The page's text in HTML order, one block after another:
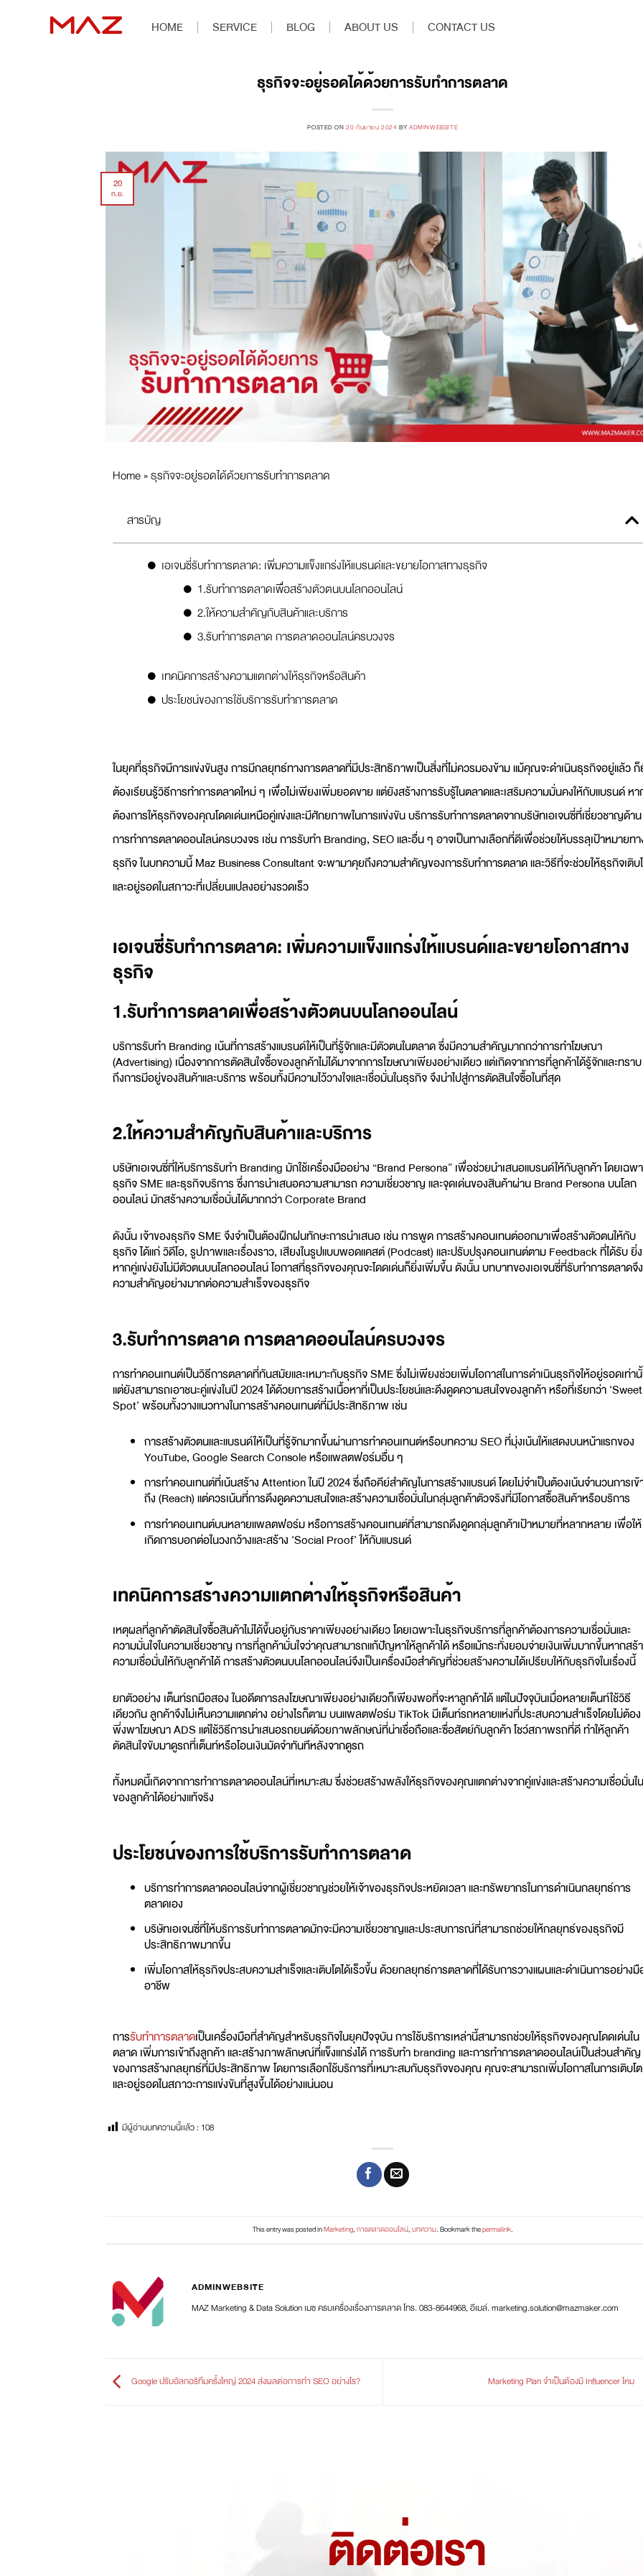
HOME SERVICE BLOG ABOUT US CONTACT US
ธุรกิจจะอยู่รอดได้ด้วยการรับทำการตลาด
POSTED ON20 กันยายน 2024 BYADMINWEBSITE
20
ก.ย.
Home»ธุรกิจจะอยู่รอดได้ด้วยการรับทำการตลาด
สารบัญ
เอเจนซี่รับทำการตลาด: เพิ่มความแข็งแกร่งให้แบรนด์และขยายโอกาสทางธุรกิจ
1.รับทำการตลาดเพื่อสร้างตัวตนบนโลกออนไลน์
2.ให้ความสำคัญกับสินค้าและบริการ
3.รับทำการตลาด การตลาดออนไลน์ครบวงจร
เทคนิคการสร้างความแตกต่างให้ธุรกิจหรือสินค้า
ประโยชน์ของการใช้บริการรับทำการตลาด
ในยุคที่ธุรกิจมีการแข่งขันสูง การมีกลยุทธ์ทางการตลาดที่มีประสิทธิภาพเป็นสิ่งที่ไม่ควรมองข้าม แม้คุณจะดำเนินธุรกิจอยู่แล้ว
ต้องเรียนรู้วิธีการทำการตลาดใหม่ ๆ เพื่อไม่เพียงเพิ่มยอดขาย แต่ยังสร้างการรับรู้ในตลาดและเสริมความมั่นคงให้กับแบรนด์ ห
ต้องการให้ธุรกิจของคุณโดดเด่นเหนือคู่แข่งและมีศักยภาพในการแข่งขัน บริการรับทำการตลาดจากบริษัทเอเจนซี่ที่เชี่ยวชาญด้าน
การทำการตลาดออนไลน์ครบวงจร เช่น การรับทำ Branding, SEO และอื่น ๆ อาจเป็นทางเลือกที่ดีเพื่อช่วยให้บรรลุเป้าหมายท
ธุรกิจ ในบทความนี้ Maz Business Consultant จะพามาคุยถึงความสำคัญของการรับทำการตลาด และวิธีที่จะช่วยให้ธุรกิจเติบ
และอยู่รอดในสภาวะที่เปลี่ยนแปลงอย่างรวดเร็ว
เอเจนซี่รับทำการตลาด: เพิ่มความแข็งแกร่งให้แบรนด์และขยายโอกาสทาง
ธุรกิจ
1.รับทำการตลาดเพื่อสร้างตัวตนบนโลกออนไลน์
บริการรับทำ Branding เน้นที่การสร้างแบรนด์ให้เป็นที่รู้จักและมีตัวตนในตลาด ซึ่งมีความสำคัญมากกว่าการทำโฆษณา
(Advertising) เนื่องจากการตัดสินใจซื้อของลูกค้าไม่ได้มาจากการโฆษณาเพียงอย่างเดียว แต่เกิดจากการที่ลูกค้าได้รู้จักและทราบ
ถึงการมีอยู่ของสินค้าและบริการ พร้อมทั้งมีความไว้วางใจและเชื่อมั่นในธุรกิจ จึงนำไปสู่การตัดสินใจซื้อในที่สุด
2.ให้ความสำคัญกับสินค้าและบริการ
บริษัทเอเจนซี่ที่ให้บริการรับทำ Branding มักใช้เครื่องมืออย่าง “Brand Persona” เพื่อช่วยนำเสนอแบรนด์ให้กับลูกค้า โดยเฉพ
ธุรกิจ SME และธุรกิจบริการ ซึ่งการนำเสนอความสามารถ ความเชี่ยวชาญ และจุดเด่นของสินค้าผ่าน Brand Persona บนโลก
ออนไลน์ มักสร้างความเชื่อมั่นได้มากกว่า Corporate Brand
ดังนั้น เจ้าของธุรกิจ SME จึงจำเป็นต้องฝึกฝนทักษะการนำเสนอ เช่น การพูด การสร้างคอนเทนต์ออกมาเพื่อสร้างตัวตนให้กับ
ธุรกิจ ได้แก่ วิดีโอ, รูปภาพและเรื่องราว, เสียงในรูปแบบพอดแคสต์ (Podcast) และปรับปรุงคอนเทนต์ตาม Feedback ที่ได้รับ ยิ่ง
หากคู่แข่งยังไม่มีตัวตนบนโลกออนไลน์ โอกาสที่ธุรกิจของคุณจะโดดเด่นก็ยิ่งเพิ่มขึ้น ดังนั้น บทบาทของเอเจนซี่ที่รับทำการตลาดจึ
ความสำคัญอย่างมากต่อความสำเร็จของธุรกิจ
3.รับทำการตลาด การตลาดออนไลน์ครบวงจร
การทำคอนเทนต์เป็นวิธีการตลาดที่ทันสมัยและเหมาะกับธุรกิจ SME ซึ่งไม่เพียงช่วยเพิ่มโอกาสในการดำเนินธุรกิจให้อยู่รอดเท่า
แต่ยังสามารถเอาชนะคู่แข่งในปี 2024 ได้ด้วยการสร้างเนื้อหาที่เป็นประโยชน์และดึงดูดความสนใจของลูกค้า หรือที่เรียกว่า ‘Sweet
Spot’ พร้อมทั้งวางแนวทางในการสร้างคอนเทนต์ที่มีประสิทธิภาพ เช่น
การสร้างตัวตนและแบรนด์ให้เป็นที่รู้จักมากขึ้นผ่านการทำคอนเทนต์หรือบทความ SEO ที่มุ่งเน้นให้แสดงบนหน้าแรกของ
YouTube, Google Search Console หรือแพลตฟอร์มอื่น ๆ
การทำคอนเทนต์ที่เน้นสร้าง Attention ในปี 2024 ซึ่งถือคีย์สำคัญในการสร้างแบรนด์ โดยไม่จำเป็นต้องเน้นจำนวนการเข้
ถึง (Reach) แต่ควรเน้นที่การดึงดูดความสนใจและสร้างความเชื่อมั่นในกลุ่มลูกค้าตัวจริงที่มีโอกาสซื้อสินค้าหรือบริการ
การทำคอนเทนต์บนหลายแพลตฟอร์ม หรือการสร้างคอนเทนต์ที่สามารถดึงดูดกลุ่มลูกค้าเป้าหมายที่หลากหลาย เพื่อให้
เกิดการบอกต่อในวงกว้างและสร้าง ‘Social Proof’ ให้กับแบรนด์
เทคนิคการสร้างความแตกต่างให้ธุรกิจหรือสินค้า
เหตุผลที่ลูกค้าตัดสินใจซื้อสินค้าไม่ได้ขึ้นอยู่กับราคาเพียงอย่างเดียว โดยเฉพาะในธุรกิจบริการที่ลูกค้าต้องการความเชื่อมั่นและ
ความมั่นใจในความเชี่ยวชาญ การที่ลูกค้ามั่นใจว่าคุณสามารถแก้ปัญหาให้ลูกค้าได้หรือแม้กระทั่งยอมจ่ายเงินเพิ่มมากขึ้นหากสร้
ความเชื่อมั่นให้กับลูกค้าได้ การสร้างตัวตนบนโลกออนไลน์จึงเป็นเครื่องมือสำคัญที่ช่วยสร้างความได้เปรียบให้กับธุรกิจในเรื่องนี้
ยกตัวอย่าง เต็นท์รถมือสอง ในอดีตการลงโฆษณาเพียงอย่างเดียวก็เพียงพอที่จะหาลูกค้าได้ แต่ในปัจจุบันเมื่อหลายเต็นท์ใช้วิธี
เดียวกัน ลูกค้าจึงไม่เห็นความแตกต่าง อย่างไรก็ตาม บนแพลตฟอร์ม TikTok มีเต็นท์รถหลายแห่งที่ประสบความสำเร็จโดยไม่ต้อง
พึ่งพาโฆษณา ADS แต่ใช้วิธีการนำเสนอรถยนต์ด้วยภาพลักษณ์ที่น่าเชื่อถือและซื่อสัตย์กับลูกค้า โชว์สภาพรถที่ดี ทำให้ลูกค้า
ตัดสินใจขับมาดูรถที่เต็นท์หรือโอนเงินมัดจำทันทีหลังจากดูรถ
ทั้งหมดนี้เกิดจากการทำการตลาดออนไลน์ที่เหมาะสม ซึ่งช่วยสร้างพลังให้ธุรกิจของคุณแตกต่างจากคู่แข่งและสร้างความเชื่อมั่นใ
ของลูกค้าได้อย่างแท้จริง
ประโยชน์ของการใช้บริการรับทำการตลาด
บริการทำการตลาดออนไลน์จากผู้เชี่ยวชาญช่วยให้เจ้าของธุรกิจประหยัดเวลา และทรัพยากรในการดำเนินกลยุทธ์การ
ตลาดเอง
บริษัทเอเจนซี่ที่ให้บริการรับทำการตลาดมักจะมีความเชี่ยวชาญและประสบการณ์ที่สามารถช่วยให้กลยุทธ์ของธุรกิจมี
ประสิทธิภาพมากขึ้น
เพิ่มโอกาสให้ธุรกิจประสบความสำเร็จและเติบโตได้เร็วขึ้น ด้วยกลยุทธ์การตลาดที่ได้รับการวางแผนและดำเนินการอย่าง
อาชีพ
การรับทำการตลาดเป็นเครื่องมือที่สำคัญสำหรับธุรกิจในยุคปัจจุบัน การใช้บริการเหล่านี้สามารถช่วยให้ธุรกิจของคุณโดดเด่นใน
ตลาด เพิ่มการเข้าถึงลูกค้า และสร้างภาพลักษณ์ที่แข็งแกร่งได้ การรับทำ branding และการทำการตลาดออนไลน์เป็นส่วนสำคัญ
ของการสร้างกลยุทธ์ที่มีประสิทธิภาพ โดยการเลือกใช้บริการที่เหมาะสมกับธุรกิจของคุณ คุณจะสามารถเพิ่มโอกาสในการเติบโต
และอยู่รอดในสภาวะการแข่งขันที่สูงขึ้นได้อย่างแน่นอน
มีผู้อ่านบทความนี้เเล้ว :108
This entry was posted inMarketing,การตลาดออนไลน์,บทความ. Bookmark thepermalink.
ADMINWEBSITE
MAZ Marketing & Data Solution เมซ ครบเครื่องเรื่องการตลาด โทร. 083-8644968, อีเมล์. marketing.solution@mazmaker.com
Google ปรับอัลกอริทึมครั้งใหญ่ 2024 ส่งผลต่อการทำ SEO อย่างไร? Marketing Plan จำเป็นต้องมี Influencer ไหม
ติดต่อเรา